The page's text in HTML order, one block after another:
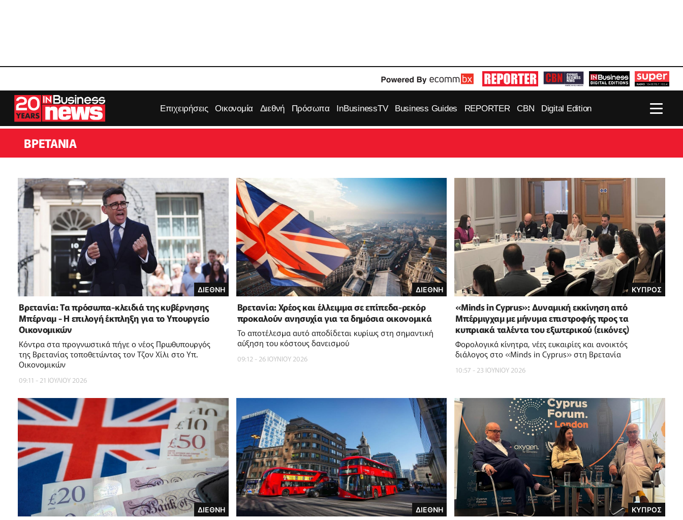
Επιχειρήσεις Οικονομία Διεθνή Πρόσωπα InBusinessTV Business Guides REPORTER CBN Digital Edition
ΒΡΕΤΑΝΊΑ
ΔΙΕΘΝΗ
Βρετανία: Τα πρόσωπα-κλειδιά της κυβέρνησης
Μπέρναμ - Η επιλογή έκπληξη για το Υπουργείο
Οικονομικών
Κόντρα στα προγνωστικά πήγε ο νέος Πρωθυπουργός
της Βρετανίας τοποθετώντας τον Τζον Χίλι στο Υπ.
Οικονομικών
09:11 - 21 ΙΟΥΛΙΟΥ 2026
ΔΙΕΘΝΗ
Βρετανία: Χρέος και έλλειμμα σε επίπεδα-ρεκόρ
προκαλούν ανησυχία για τα δημόσια οικονομικά
Το αποτέλεσμα αυτό αποδίδεται κυρίως στη σημαντική
αύξηση του κόστους δανεισμού
09:12 - 26 ΙΟΥΝΙΟΥ 2026
ΚΥΠΡΟΣ
«Minds in Cyprus»: Δυναμική εκκίνηση από
Μπέρμιγχαμ με μήνυμα επιστροφής προς τα
κυπριακά ταλέντα του εξωτερικού (εικόνες)
Φορολογικά κίνητρα, νέες ευκαιρίες και ανοικτός
διάλογος στο «Minds in Cyprus» στη Βρετανία
10:57 - 23 ΙΟΥΝΙΟΥ 2026
ΔΙΕΘΝΗ ΔΙΕΘΝΗ ΚΥΠΡΟΣ